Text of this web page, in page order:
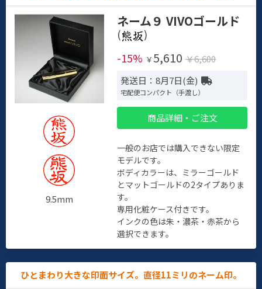
9.5mm
ネーム９ VIVOゴールド
(
)
-15% ￥ 5,610 ￥6,600
発送日：8月7日(金)
宅配便コンパクト（手渡し）
商品詳細・ご注文
一般のお店では購入できない限定
モデルです。
ボディカラーは、ミラーゴールド
とマットゴールドの2タイプありま
す。
専用化粧ケース付きです。
インクの色は朱・濃茶・赤茶から
選択できます。
ひとまわり大きな印面サイズ。直径11ミリのネーム印。